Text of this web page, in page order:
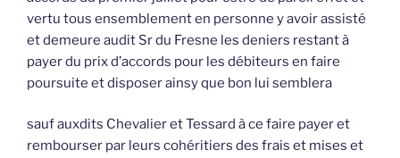
vertu tous ensemblement en personne y avoir assisté
et demeure audit Sr du Fresne les deniers restant à
payer du prix d’accords pour les débiteurs en faire
poursuite et disposer ainsy que bon lui semblera
sauf auxdits Chevalier et Tessard à ce faire payer et
rembourser par leurs cohéritiers des frais et mises et